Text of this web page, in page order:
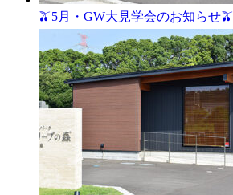
🫒5月・GW大見学会のお知らせ🫒